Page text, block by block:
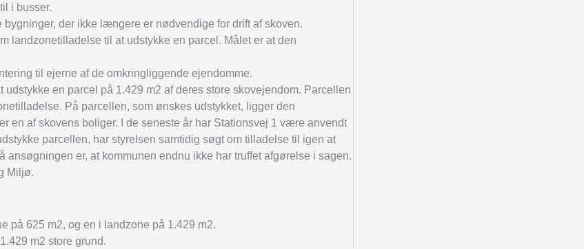
i busser.
der ikke længere er nødvendige for drift af skoven.
landzonetilladelse til at udstykke en parcel. Målet er at den
til ejerne af de omkringliggende ejendomme.
en parcel på 1.429 m2 af deres store skovejendom. Parcellen
På parcellen, som ønskes udstykket, ligger den
en af skovens boliger. I de seneste år har Stationsvej 1 være anvendt
parcellen, har styrelsen samtidig søgt om tilladelse til igen at
er, at kommunen endnu ikke har truffet afgørelse i sagen.
Miljø.
på 625 m2, og en i landzone på 1.429 m2.
m2 store grund.